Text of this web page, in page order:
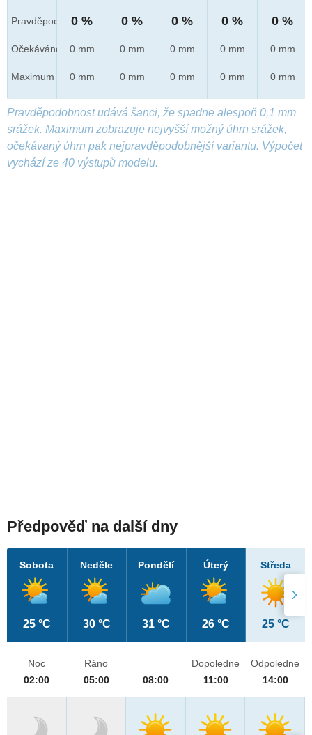
Pravděpod.
Očekáváno
Maximum
0 %
0 mm
0 mm
0 %
0 mm
0 mm
0 %
0 mm
0 mm
0 %
0 mm
0 mm
0 %
0 mm
0 mm
Pravděpodobnost udává šanci, že spadne alespoň 0,1 mm
srážek. Maximum zobrazuje nejvyšší možný úhrn srážek,
očekávaný úhrn pak nejpravděpodobnější variantu. Výpočet
vychází ze 40 výstupů modelu.
Předpověď na další dny
Sobota
25 °C
Neděle
30 °C
Pondělí
31 °C
Úterý
26 °C
Středa
25 °C
Noc
02:00
Ráno
05:00
08:00
Dopoledne
11:00
Odpoledne
14:00